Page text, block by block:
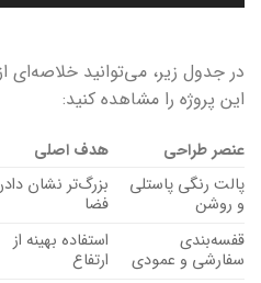
در جدول زیر، می‌توانید خلاصه‌ای
این پروژه را مشاهده کنید:
عنصر طراحی هدف اصلی
پالت رنگی پاستلی
و روشن
بزرگ‌تر نشان
فضا
قفسه‌بندی
سفارشی و عمودی
استفاده بهینه از
ارتفاع